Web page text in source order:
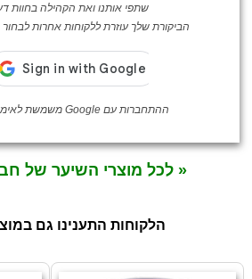
שתפי אותנו ואת הקהילה בחוות
הביקורת שלך עוזרת ללקוחות אחרות לבחור
ההתחברות עם Google משמשת לאימות לקוחה בלבד
« לכל מוצרי השיער של
הלקוחות התענינו גם